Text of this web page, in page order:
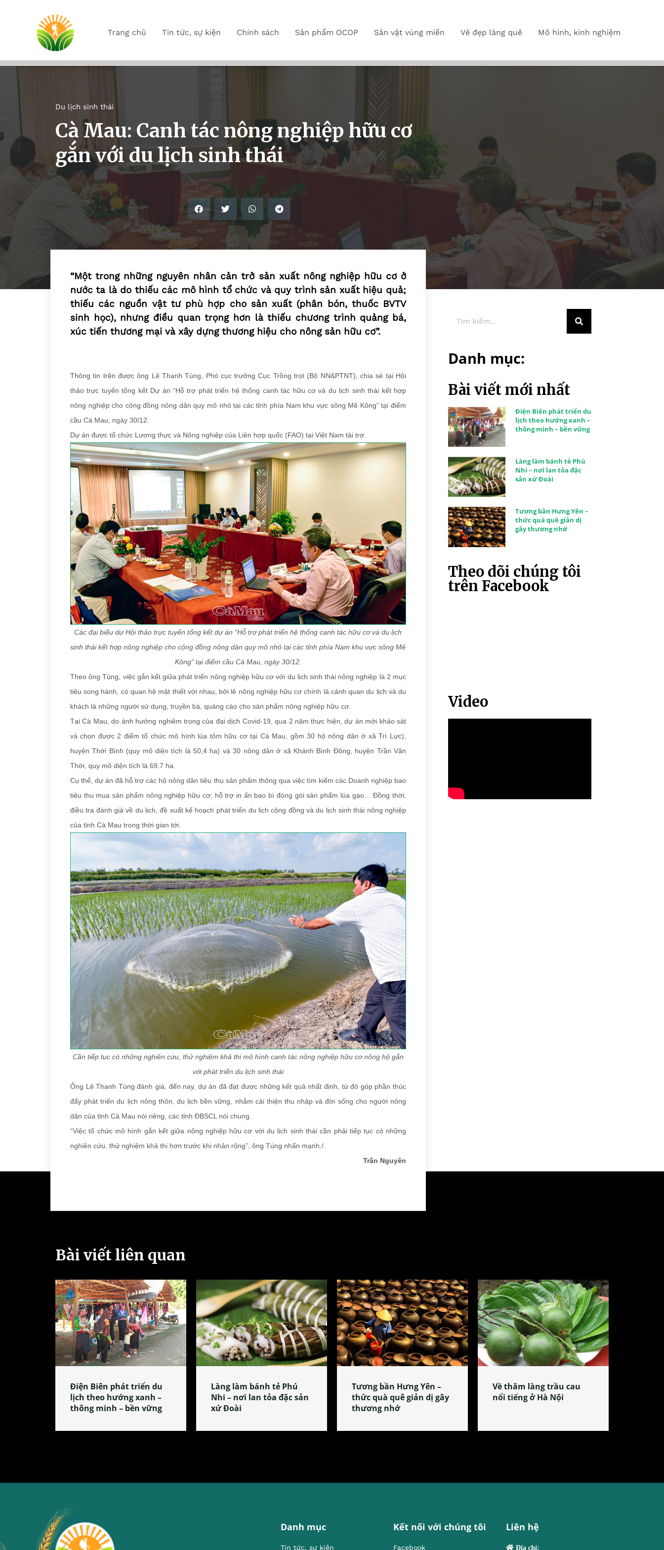
Trang chủ Tin tức, sự kiện Chính sách Sản phẩm OCOP Sản vật vùng miền Vẻ đẹp làng quê Mô hình, kinh nghiệm
Du lịch sinh thái
Cà Mau: Canh tác nông nghiệp hữu cơ
gắn với du lịch sinh thái
“Một trong những nguyên nhân cản trở sản xuất nông nghiệp hữu cơ ở
nước ta là do thiếu các mô hình tổ chức và quy trình sản xuất hiệu quả;
thiếu các nguồn vật tư phù hợp cho sản xuất (phân bón, thuốc BVTV
sinh học), nhưng điều quan trọng hơn là thiếu chương trình quảng bá,
xúc tiến thương mại và xây dựng thương hiệu cho nông sản hữu cơ”.
Thông tin trên được ông Lê Thanh Tùng, Phó cục trưởng Cục Trồng trọt (Bộ NN&PTNT), chia sẻ tại Hội
thảo trực tuyến tổng kết Dự án “Hỗ trợ phát triển hệ thống canh tác hữu cơ và du lịch sinh thái kết hợp
nông nghiệp cho cộng đồng nông dân quy mô nhỏ tại các tỉnh phía Nam khu vực sông Mê Kông” tại điểm
cầu Cà Mau, ngày 30/12.
Dự án được tổ chức Lương thực và Nông nghiệp của Liên hợp quốc (FAO) tại Việt Nam tài trợ.
Các đại biểu dự Hội thảo trực tuyến tổng kết dự án “Hỗ trợ phát triển hệ thống canh tác hữu cơ và du lịch
sinh thái kết hợp nông nghiệp cho cộng đồng nông dân quy mô nhỏ tại các tỉnh phía Nam khu vực sông Mê
Kông” tại điểm cầu Cà Mau, ngày 30/12.
Theo ông Tùng, việc gắn kết giữa phát triển nông nghiệp hữu cơ với du lịch sinh thái nông nghiệp là 2 mục
tiêu song hành, có quan hệ mật thiết với nhau, bởi lẽ nông nghiệp hữu cơ chính là cảnh quan du lịch và du
khách là những người sử dụng, truyền bá, quảng cáo cho sản phẩm nông nghiệp hữu cơ.
Tại Cà Mau, do ảnh hưởng nghiêm trọng của đại dịch Covid-19, qua 2 năm thực hiện, dự án mới khảo sát
và chọn được 2 điểm tổ chức mô hình lúa tôm hữu cơ tại Cà Mau, gồm 30 hộ nông dân ở xã Trí Lực),
huyện Thới Bình (quy mô diện tích là 50,4 ha) và 30 nông dân ở xã Khánh Bình Đông, huyện Trần Văn
Thời, quy mô diện tích là 69.7 ha.
Cụ thể, dự án đã hỗ trợ các hộ nông dân tiêu thụ sản phẩm thông qua việc tìm kiếm các Doanh nghiệp bao
tiêu thu mua sản phẩm nông nghiệp hữu cơ; hỗ trợ in ấn bao bì đóng gói sản phẩm lúa gạo… Đồng thời,
điều tra đánh giá về du lịch, đề xuất kế hoạch phát triển du lịch cộng đồng và du lịch sinh thái nông nghiệp
của tỉnh Cà Mau trong thời gian tới.
Cần tiếp tục có những nghiên cứu, thử nghiệm khả thi mô hình canh tác nông nghiệp hữu cơ nông hộ gắn
với phát triển du lịch sinh thái
Ông Lê Thanh Tùng đánh giá, đến nay, dự án đã đạt được những kết quả nhất định, từ đó góp phần thúc
đẩy phát triển du lịch nông thôn, du lịch bền vững, nhằm cải thiện thu nhập và đời sống cho người nông
dân của tỉnh Cà Mau nói riêng, các tỉnh ĐBSCL nói chung.
“Việc tổ chức mô hình gắn kết giữa nông nghiệp hữu cơ với du lịch sinh thái cần phải tiếp tục có những
nghiên cứu, thử nghiệm khả thi hơn trước khi nhân rộng”, ông Tùng nhấn mạnh./.
Trần Nguyên
Danh mục:
Bài viết mới nhất
Điện Biên phát triển du
lịch theo hướng xanh –
thông minh – bền vững
Làng làm bánh tẻ Phú
Nhi – nơi lan tỏa đặc
sản xứ Đoài
Tương bần Hưng Yên –
thức quà quê giản dị
gây thương nhớ
Theo dõi chúng tôi
trên Facebook
Video
Bài viết liên quan
Điện Biên phát triển du
lịch theo hướng xanh –
thông minh – bền vững
Làng làm bánh tẻ Phú
Nhi – nơi lan tỏa đặc sản
xứ Đoài
Tương bần Hưng Yên –
thức quà quê giản dị gây
thương nhớ
Về thăm làng trầu cau
nổi tiếng ở Hà Nội
Danh mục
Tin tức, sự kiện
Kết nối với chúng tôi
Facebook
Liên hệ
Địa chỉ: